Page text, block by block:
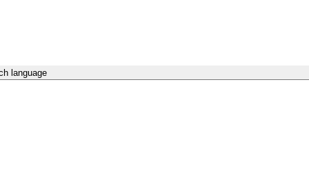
language